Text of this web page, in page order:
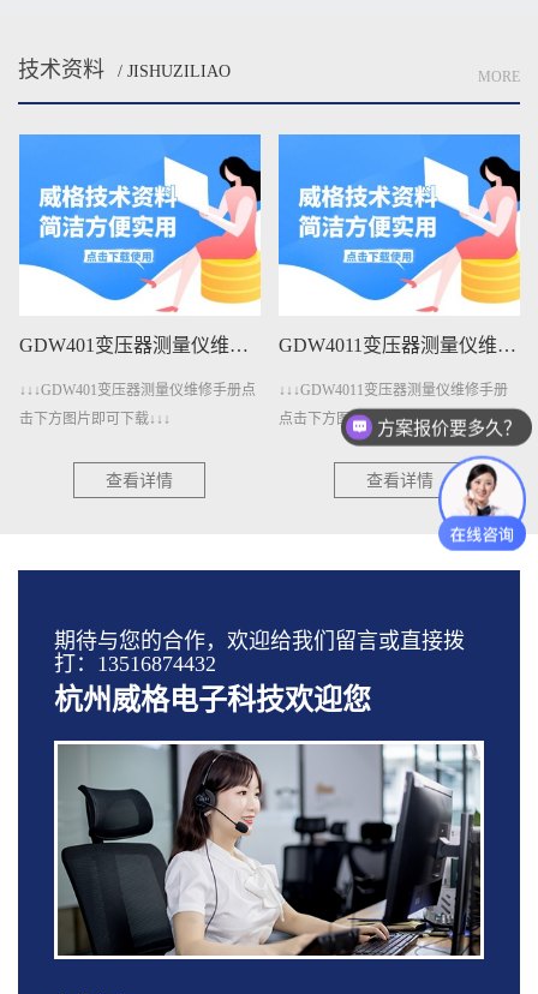
技术资料 / JISHUZILIAO MORE
GDW401变压器测量仪维修手册下载
↓↓↓GDW401变压器测量仪维修手册点
击下方图片即可下载↓↓↓
查看详情
GDW4011变压器测量仪维修手册下载
↓↓↓GDW4011变压器测量仪维修手册
点击下方图片即可下载↓↓↓
查看详情
期待与您的合作，欢迎给我们留言或直接拨
打：13516874432
杭州威格电子科技欢迎您
方案报价要多久？